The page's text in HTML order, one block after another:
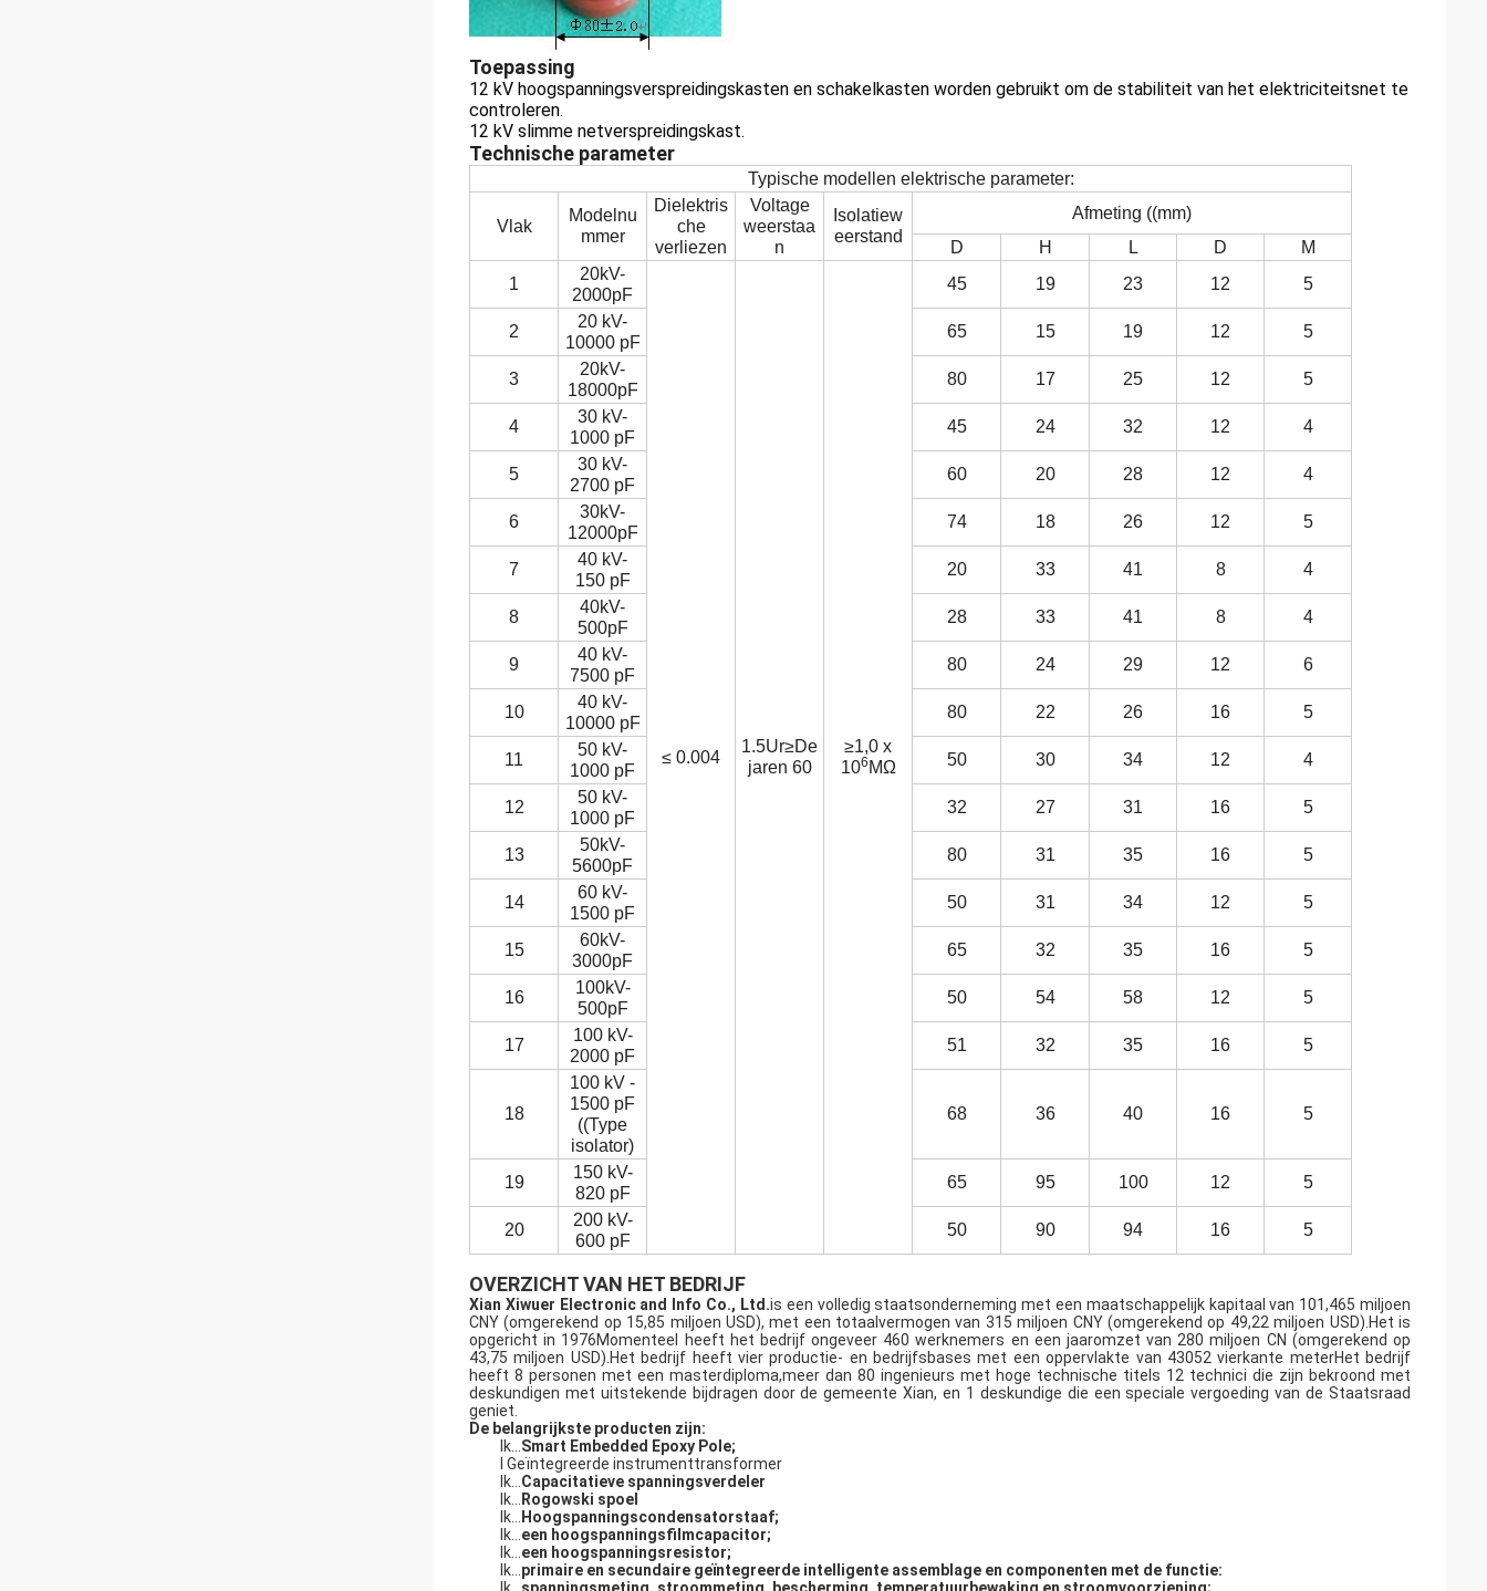
Toepassing
12 kV hoogspanningsverspreidingskasten en schakelkasten worden gebruikt om de stabiliteit van het elektriciteitsnet te
controleren.
12 kV slimme netverspreidingskast.
Technische parameter
Typische modellen elektrische parameter:
Vlak
Modelnu
mmer
Dielektris
che
verliezen
Voltage
weerstaa
n
Isolatiew
eerstand
Afmeting ((mm)
D
H L D
M
1
20kV-
2000pF
≤ 0.004
1.5Ur≥De
jaren 60
≥1,0 x
106 MΩ
45 19 23 12 5
2
20 kV-
10000 pF
65 15 19 12 5
3
20kV-
18000pF
80 17 25 12 5
4
30 kV-
1000 pF
45 24 32 12 4
5
30 kV-
2700 pF
60 20 28 12 4
6
30kV-
12000pF
74 18 26 12 5
7
40 kV-
150 pF
20 33 41 8 4
8
40kV-
500pF
28 33 41 8 4
9
40 kV-
7500 pF
80 24 29 12 6
10
40 kV-
10000 pF
80 22 26 16 5
11
50 kV-
1000 pF
50 30 34 12 4
12
50 kV-
1000 pF
32 27 31 16 5
13
50kV-
5600pF
80 31 35 16 5
14
60 kV-
1500 pF
50 31 34 12 5
15
60kV-
3000pF
65 32 35 16 5
16
100kV-
500pF
50 54 58 12 5
17
100 kV-
2000 pF
51 32 35 16 5
18
100 kV -
1500 pF
((Type
isolator)
68 36 40 16 5
19
150 kV-
820 pF
65 95 100 12 5
20
200 kV-
600 pF
50 90 94 16 5
OVERZICHT VAN HET BEDRIJF
Xian Xiwuer Electronic and Info Co., Ltd.is een volledig staatsonderneming met een maatschappelijk kapitaal van 101,465 miljoen
CNY (omgerekend op 15,85 miljoen USD), met een totaalvermogen van 315 miljoen CNY (omgerekend op 49,22 miljoen USD).Het is
opgericht in 1976Momenteel heeft het bedrijf ongeveer 460 werknemers en een jaaromzet van 280 miljoen CN (omgerekend op
43,75 miljoen USD).Het bedrijf heeft vier productie- en bedrijfsbases met een oppervlakte van 43052 vierkante meterHet bedrijf
heeft 8 personen met een masterdiploma,meer dan 80 ingenieurs met hoge technische titels 12 technici die zijn bekroond met
deskundigen met uitstekende bijdragen door de gemeente Xian, en 1 deskundige die een speciale vergoeding van de Staatsraad
geniet.
De belangrijkste producten zijn:
Ik... Smart Embedded Epoxy Pole;
l Geïntegreerde instrumenttransformer
Ik... Capacitatieve spanningsverdeler
Ik...
Rogowski spoel
Ik...
Hoogspanningscondensatorstaaf;
Ik... een hoogspanningsfilmcapacitor;
Ik... een hoogspanningsresistor;
Ik... primaire en secundaire geïntegreerde intelligente assemblage en componenten met de functie: